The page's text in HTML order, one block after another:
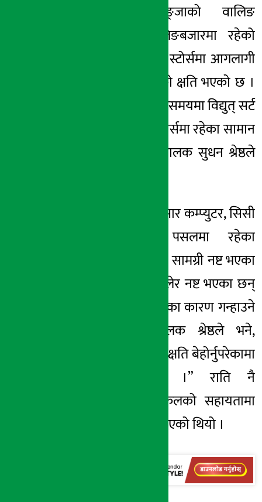
वालिङ । स्याङ्जाको वालिङ
नगरपालिका-८ वालिङबजारमा रहेको
गाउँबेँसी डिपार्टमेन्टल स्टोर्समा आगलागी
हुँदा झण्डै ५० लाखको क्षति भएको छ ।
गए राति १ः३० बजेको समयमा विद्युत् सर्ट
भई आगलागी हुँदा स्टोर्समा रहेका सामान
जलेर नष्ट भएको सञ्चालक सुधन श्रेष्ठले
सञ्चालक श्रेष्ठका अनुसार कम्प्युटर, सिसी
टिभी र टिभी पसलमा रहेका
खाद्यान्नसहितका अन्य सामग्री नष्ट भएका
छन् । “सामन धेरै जलेर नष्ट भएका छन्
भने अन्य सामान धुवाँका कारण गन्हाउने
समस्या छ”, सञ्चालक श्रेष्ठले भने,
“आगोकै कारण ठूलो क्षति बेहोर्नुपरेकामा
दुःख लागेको छ ।” राति नै
नगरपालिकाको दमकलको सहायतामा
आगो नियन्त्रणमा लिइएको थियो ।